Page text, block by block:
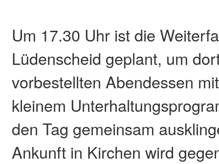
Um 17.30 Uhr ist die
Lüdenscheid geplant, um
vorbestellten Abendessen
kleinem
den Tag gemeinsam
Ankunft in Kirchen wird